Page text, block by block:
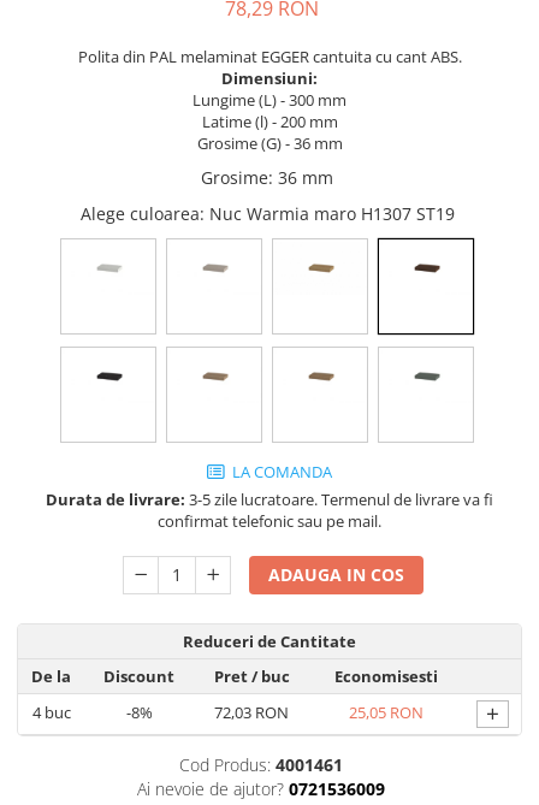
dressing
Sisteme pentru usi pliante
Console si suporti polita
Accesorii pentru compartimentare
Ambia-Line - Blum
Suruburi, coltare, elemente de
Lamele si cepi de lemn
Picioare si rotile mobilier
Picioare mobilier
Scurgatoare pentru vase
Cosuri Jolly si coloane
78,29 RON
Polita din PAL melaminat EGGER cantuita cu cant ABS.
Dimensiuni:
Lungime (L) - 300 mm
Latime (l) - 200 mm
Grosime (G) - 36 mm
Grosime: 36 mm
Alege culoarea: Nuc Warmia maro H1307 ST19
LA COMANDA
Durata de livrare: 3-5 zile lucratoare. Termenul de livrare va fi
confirmat telefonic sau pe mail.
ADAUGA IN COS
Reduceri de Cantitate
De la
Discount Pret/ buc
Economisesti
4buc -8% 72,03 RON 25,05 RON +
Cod Produs: 4001461
Ai nevoie de ajutor? 0721536009